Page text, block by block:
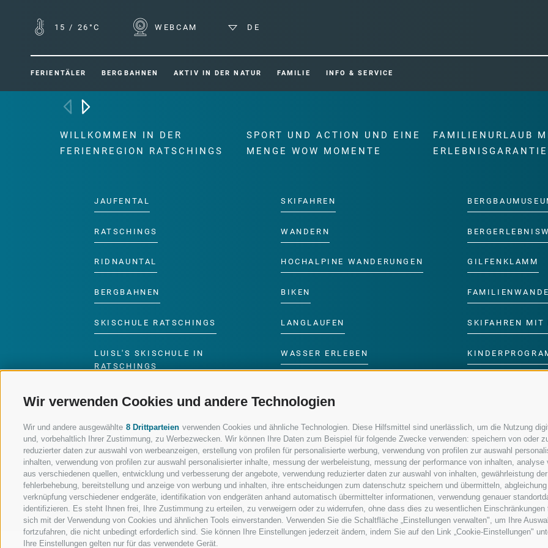
Wir verwenden Cookies und andere Technologien
Wir und andere ausgewählte 8 Drittparteien verwenden Cookies und ähnliche Technologien. Diese Hilfsmittel sind unerlässlich, um die Nutzung
und, vorbehaltlich Ihrer Zustimmung, zu Werbezwecken. Wir können Ihre Daten zum Beispiel für folgende Zwecke verwenden: speichern von oder
reduzierter daten zur auswahl von werbeanzeigen, erstellung von profilen für personalisierte werbung, verwendung von profilen zur auswahl
inhalten, verwendung von profilen zur auswahl personalisierter inhalte, messung der werbeleistung, messung der performance von inhalten,
aus verschiedenen quellen, entwicklung und verbesserung der angebote, verwendung reduzierter daten zur auswahl von inhalten, gewährleistung
fehlerbehebung, bereitstellung und anzeige von werbung und inhalten, ihre entscheidungen zum datenschutz speichern und übermitteln,
verknüpfung verschiedener endgeräte, identifikation von endgeräten anhand automatisch übermittelter informationen, verwendung genauer
identifizieren. Es steht Ihnen frei, Ihre Zustimmung zu erteilen, zu verweigern oder zu widerrufen, ohne dass dies zu wesentlichen
sich mit der Verwendung von Cookies und ähnlichen Tools einverstanden. Verwenden Sie die Schaltfläche „Einstellungen verwalten", um Ihre
fortzufahren, die nicht unbedingt erforderlich sind. Sie können Ihre Einstellungen jederzeit ändern, indem Sie auf den Link „Cookie-Einstellungen"
Ihre Einstellungen gelten nur für das verwendete Gerät.
15 / 26°C WEBCAM DE
FERIENTÄLER BERGBAHNEN AKTIV IN DER NATUR FAMILIE INFO & SERVICE
WILLKOMMEN IN DER
FERIENREGION RATSCHINGS
JAUFENTAL
RATSCHINGS
RIDNAUNTAL
BERGBAHNEN
SKISCHULE RATSCHINGS
LUISL'S SKISCHULE IN
RATSCHINGS
SPORT UND ACTION UND EINE
MENGE WOW MOMENTE
SKIFAHREN
WANDERN
HOCHALPINE WANDERUNGEN
BIKEN
LANGLAUFEN
WASSER ERLEBEN
FAMILIENURLAUB
ERLEBNISGARANTIE
GILFENKLAMM
SKIFAHREN MIT
FOLGE UNS AUF SOCIAL MEDIA